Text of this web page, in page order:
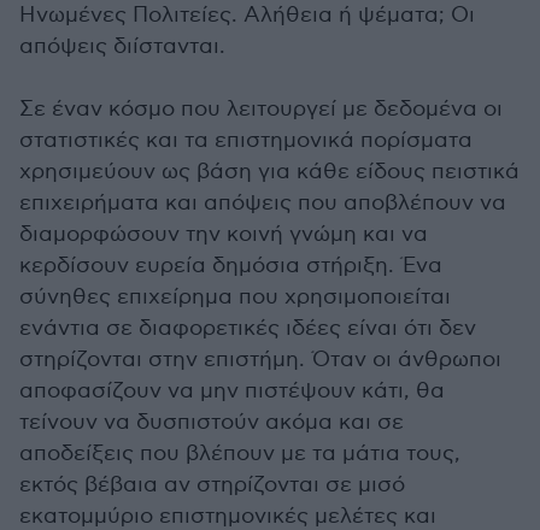
Ηνωμένες Πολιτείες. Αλήθεια ή ψέματα; Οι
απόψεις διίστανται.
Σε έναν κόσμο που λειτουργεί με δεδομένα οι
στατιστικές και τα επιστημονικά πορίσματα
χρησιμεύουν ως βάση για κάθε είδους πειστικά
επιχειρήματα και απόψεις που αποβλέπουν να
διαμορφώσουν την κοινή γνώμη και να
κερδίσουν ευρεία δημόσια στήριξη. Ένα
σύνηθες επιχείρημα που χρησιμοποιείται
ενάντια σε διαφορετικές ιδέες είναι ότι δεν
στηρίζονται στην επιστήμη. Όταν οι άνθρωποι
αποφασίζουν να μην πιστέψουν κάτι, θα
τείνουν να δυσπιστούν ακόμα και σε
αποδείξεις που βλέπουν με τα μάτια τους,
εκτός βέβαια αν στηρίζονται σε μισό
εκατομμύριο επιστημονικές μελέτες και